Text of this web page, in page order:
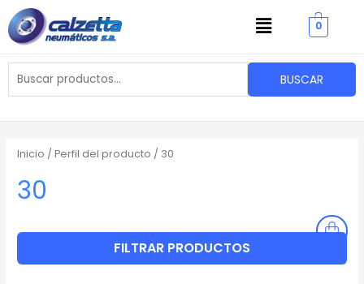
al
contenido
Menu 0
Buscar
por:
BUSCAR
Inicio / Perfil del producto / 30
30
FILTRAR PRODUCTOS